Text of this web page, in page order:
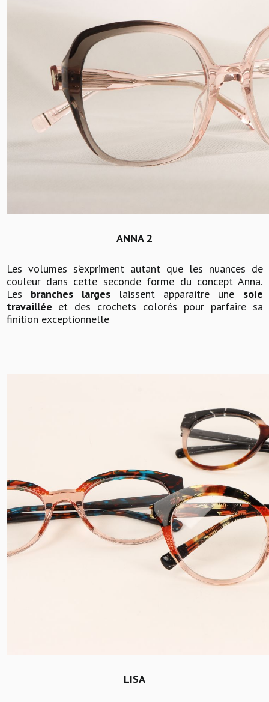
ANNA 2
Les volumes s’expriment autant que les nuances de
couleur dans cette seconde forme du concept Anna.
Les branches largeslaissent apparaitre une soie
travaillée et des crochets colorés pour parfaire sa
finition exceptionnelle
LISA